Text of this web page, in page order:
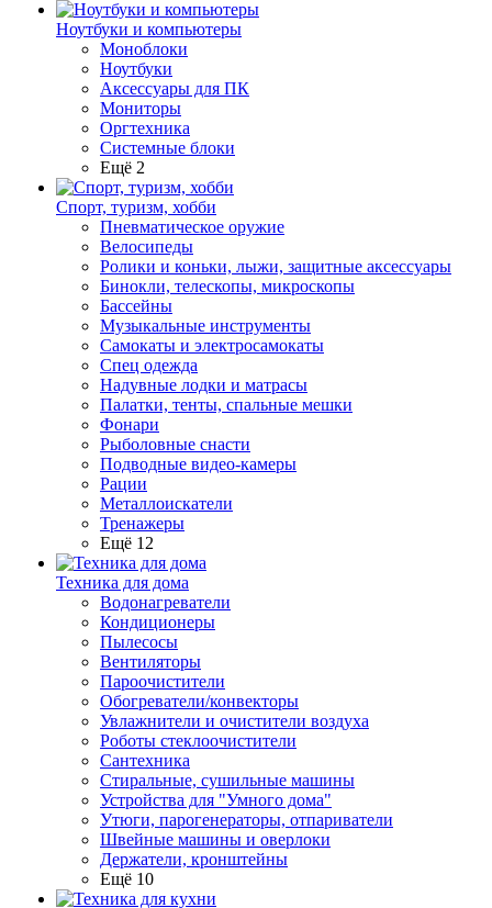
Ноутбуки и компьютеры
Моноблоки
Ноутбуки
Аксессуары для ПК
Мониторы
Оргтехника
Системные блоки
Ещё 2
Спорт, туризм, хобби
Пневматическое оружие
Велосипеды
Ролики и коньки, лыжи, защитные аксессуары
Бинокли, телескопы, микроскопы
Бассейны
Музыкальные инструменты
Самокаты и электросамокаты
Спец одежда
Надувные лодки и матрасы
Палатки, тенты, спальные мешки
Фонари
Рыболовные снасти
Подводные видео-камеры
Рации
Металлоискатели
Тренажеры
Ещё 12
Техника для дома
Водонагреватели
Кондиционеры
Пылесосы
Вентиляторы
Пароочистители
Обогреватели/конвекторы
Увлажнители и очистители воздуха
Роботы стеклоочистители
Сантехника
Стиральные, сушильные машины
Устройства для "Умного дома"
Утюги, парогенераторы, отпариватели
Швейные машины и оверлоки
Держатели, кронштейны
Ещё 10